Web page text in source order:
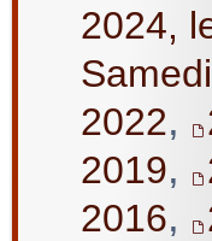
2024,
2022,
2019,
2016,